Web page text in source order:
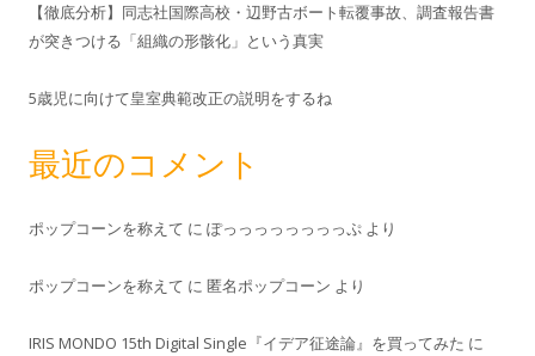
【徹底分析】同志社国際高校・辺野古ボート転覆事故、調査報告書
が突きつける「組織の形骸化」という真実
5歳児に向けて皇室典範改正の説明をするね
最近のコメント
ポップコーンを称えて に ぽっっっっっっっっぷ より
ポップコーンを称えて に 匿名ポップコーン より
IRIS MONDO 15th Digital Single『イデア征途論』を買ってみた に